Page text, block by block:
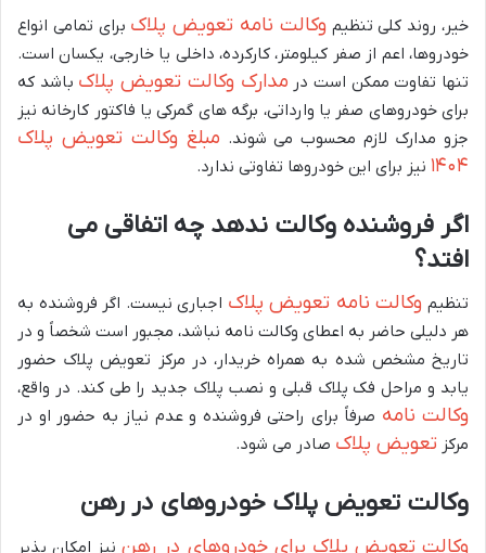
خیر، روند کلی تنظیم وکالت نامه تعویض پلاک برای تمامی انواع
خودروها، اعم از صفر کیلومتر، کارکرده، داخلی یا خارجی، یکسان است.
تنها تفاوت ممکن است در مدارک وکالت تعویض پلاک باشد که
برای خودروهای صفر یا وارداتی، برگه های گمرکی یا فاکتور کارخانه نیز
جزو مدارک لازم محسوب می شوند. مبلغ وکالت تعویض پلاک
۱۴۰۴ نیز برای این خودروها تفاوتی ندارد.
اگر فروشنده وکالت ندهد چه اتفاقی می
افتد؟
تنظیم وکالت نامه تعویض پلاک اجباری نیست. اگر فروشنده به
هر دلیلی حاضر به اعطای وکالت نامه نباشد، مجبور است شخصاً و در
تاریخ مشخص شده به همراه خریدار، در مرکز تعویض پلاک حضور
یابد و مراحل فک پلاک قبلی و نصب پلاک جدید را طی کند. در واقع،
وکالت نامه صرفاً برای راحتی فروشنده و عدم نیاز به حضور او در
مرکز تعویض پلاک صادر می شود.
وکالت تعویض پلاک خودروهای در رهن
وکالت تعویض پلاک برای خودروهای در رهننیز امکان پذیر